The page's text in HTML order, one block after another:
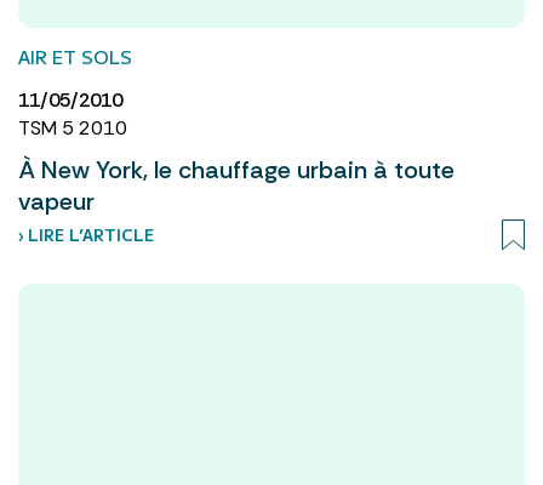
AIR ET SOLS
11/05/2010
TSM 5 2010
À New York, le chauffage urbain à toute
vapeur
› LIRE L’ARTICLE